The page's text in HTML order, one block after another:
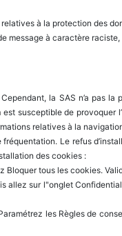
à la protection des
message à caractère
la SAS n’a pas la
est susceptible de provoquer
relatives à la
Le refus
des cookies :
tous les cookies.
allez sur l"onglet
les Règles de